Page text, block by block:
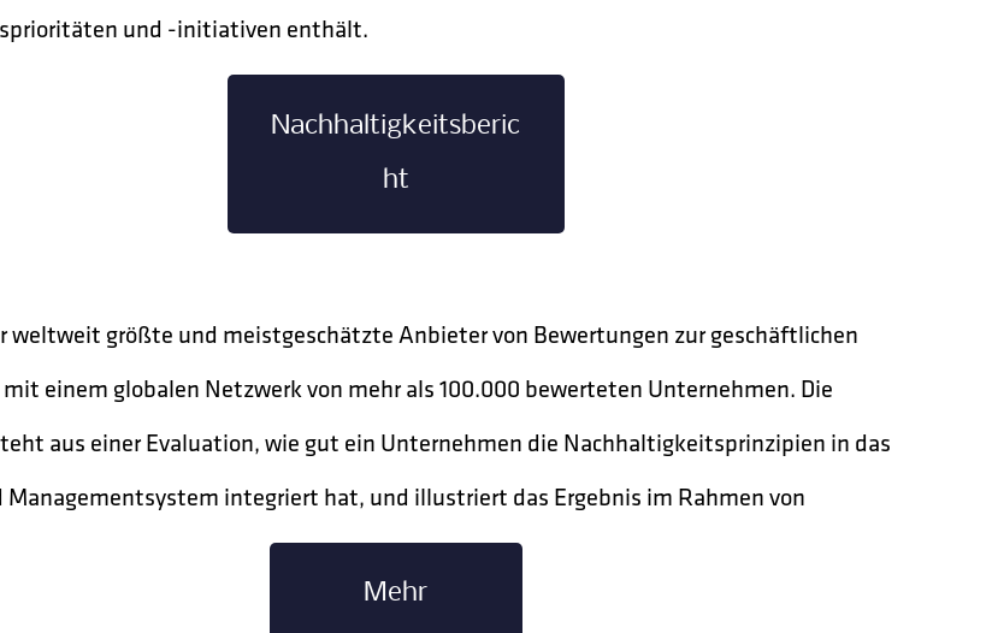
und -initiativen enthält.
Nachhaltigkeitsberic
ht
weltweit größte und meistgeschätzte Anbieter von Bewertungen zur geschäftlichen
einem globalen Netzwerk von mehr als 100.000 bewerteten Unternehmen. Die
aus einer Evaluation, wie gut ein Unternehmen die Nachhaltigkeitsprinzipien in das
Managementsystem integriert hat, und illustriert das Ergebnis im Rahmen von
Mehr